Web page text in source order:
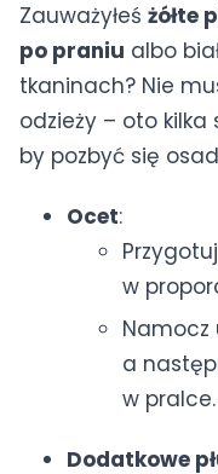
Zauważyłeś żółte
po praniu albo
tkaninach? Nie
odzieży – oto
by pozbyć się
Ocet:
w
Namocz
a
w pralce.
Dodatkowe